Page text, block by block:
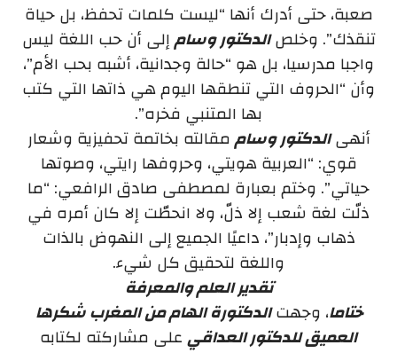
صعبة، حتى أدرك أنها “ليست كلمات تحفظ، بل حياة
تنقذك”. وخلصالدكتور وسامإلى أن حب اللغة ليس
واجبا مدرسيا، بل هو “حالة وجدانية، أشبه بحب الأم”،
وأن “الحروف التي تنطقها اليوم هي ذاتها التي كتب
بها المتنبي فخره”.
أنهىالدكتور وساممقالته بخاتمة تحفيزية وشعار
قوي: “العربية هويتي، وحروفها رايتي، وصوتها
حياتي”. وختم بعبارة لمصطفى صادق الرافعي: “ما
ذلّت لغة شعب إلا ذلّ، ولا انحطّت إلا كان أمره في
ذهاب وإدبار”، داعيًا الجميع إلى النهوض بالذات
واللغة لتحقيق كل شيء.
تقدير العلم والمعرفة
ختاما، وجهتالدكتورة الهام من المغرب شكرها
العميق للدكتور العداقيعلى مشاركته لكتابه